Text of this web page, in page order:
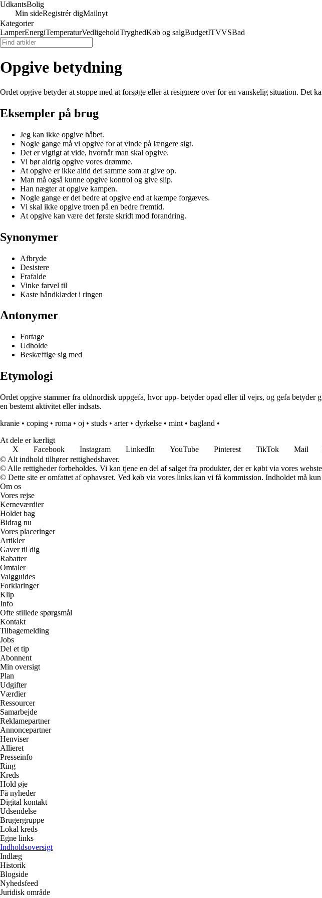
UdkantsBolig
Min sideRegistrér digMailnyt
Kategorier
LamperEnergiTemperaturVedligeholdTryghedKøb og salgBudgetITVVSBad
Opgive betydning
Ordet opgive betyder at stoppe med at forsøge eller at resignere over for en vanskelig situation. Det
Eksempler på brug
Jeg kan ikke opgive håbet.
Nogle gange må vi opgive for at vinde på længere sigt.
Det er vigtigt at vide, hvornår man skal opgive.
Vi bør aldrig opgive vores drømme.
At opgive er ikke altid det samme som at give op.
Man må også kunne opgive kontrol og give slip.
Han nægter at opgive kampen.
Nogle gange er det bedre at opgive end at kæmpe forgæves.
Vi skal ikke opgive troen på en bedre fremtid.
At opgive kan være det første skridt mod forandring.
Synonymer
Afbryde
Desistere
Frafalde
Vinke farvel til
Kaste håndklædet i ringen
Antonymer
Fortage
Udholde
Beskæftige sig med
Etymologi
Ordet opgive stammer fra oldnordisk uppgefa, hvor upp- betyder opad eller til vejrs, og gefa
en bestemt aktivitet eller indsats.
kranie • coping • roma • oj • studs • arter• dyrkelse • mint • bagland •
At dele er kærligt
X
Facebook Instagram LinkedIn YouTube Pinterest TikTok Mail
© Alt indhold tilhører rettighedshaver.
© Alle rettigheder forbeholdes. Vi kan tjene en del af salget fra produkter, der er købt via vores
© Dette site er omfattet af ophavsret. Ved køb via vores links kan vi få kommission. Indholdet må
Om os
Vores rejse
Kerneværdier
Holdet bag
Bidrag nu
Vores placeringer
Artikler
Gaver til dig
Rabatter
Omtaler
Valgguides
Forklaringer
Klip
Info
Ofte stillede spørgsmål
Kontakt
Tilbagemelding
Jobs
Del et tip
Abonnent
Min oversigt
Plan
Udgifter
Værdier
Ressourcer
Samarbejde
Reklamepartner
Annoncepartner
Henviser
Allieret
Presseinfo
Ring
Kreds
Hold øje
Få nyheder
Digital kontakt
Udsendelse
Brugergruppe
Lokal kreds
Egne links
Indholdsoversigt
Indlæg
Historik
Blogside
Nyhedsfeed
Juridisk område